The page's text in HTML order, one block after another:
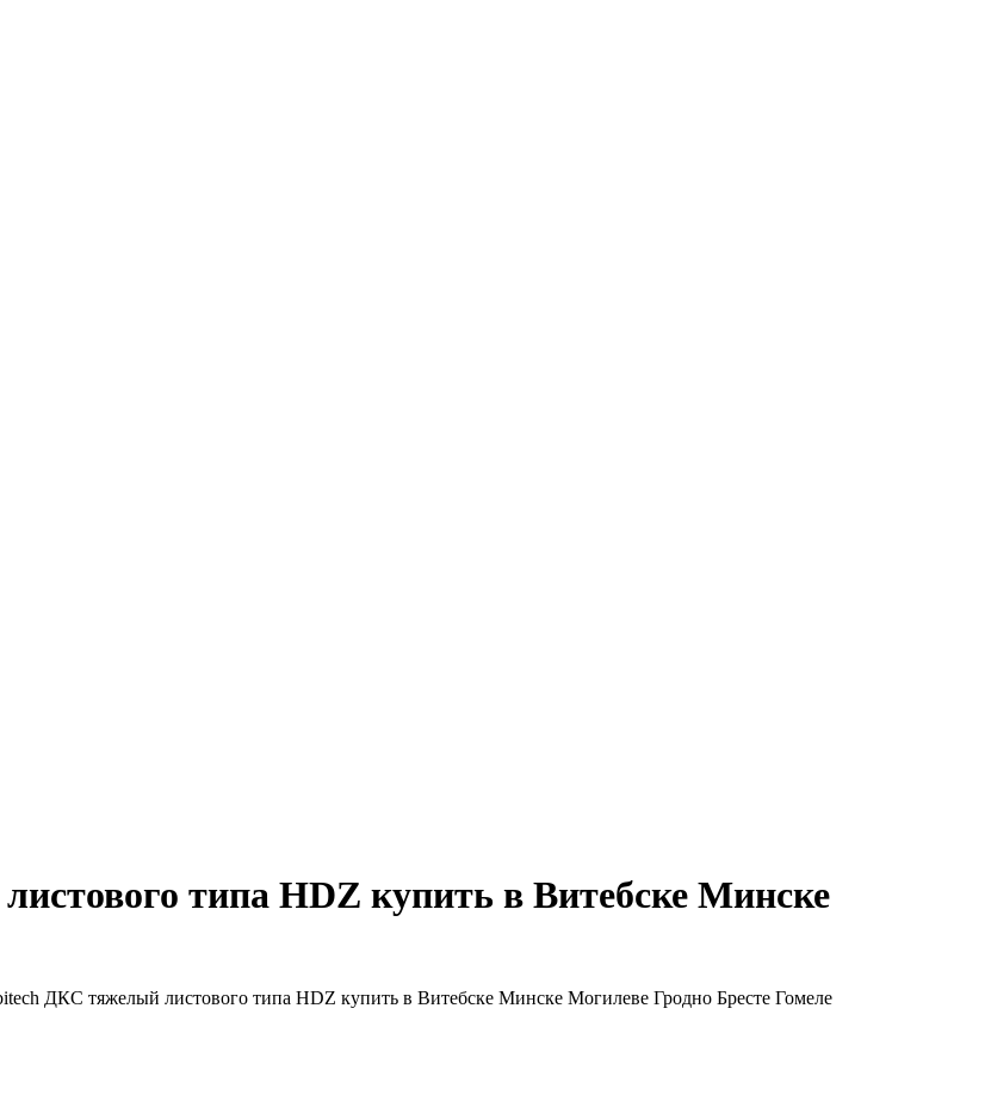
типа HDZ купить в Витебске Минске
ДКС тяжелый листового типа HDZ купить в Витебске Минске Могилеве Гродно Бресте Гомеле